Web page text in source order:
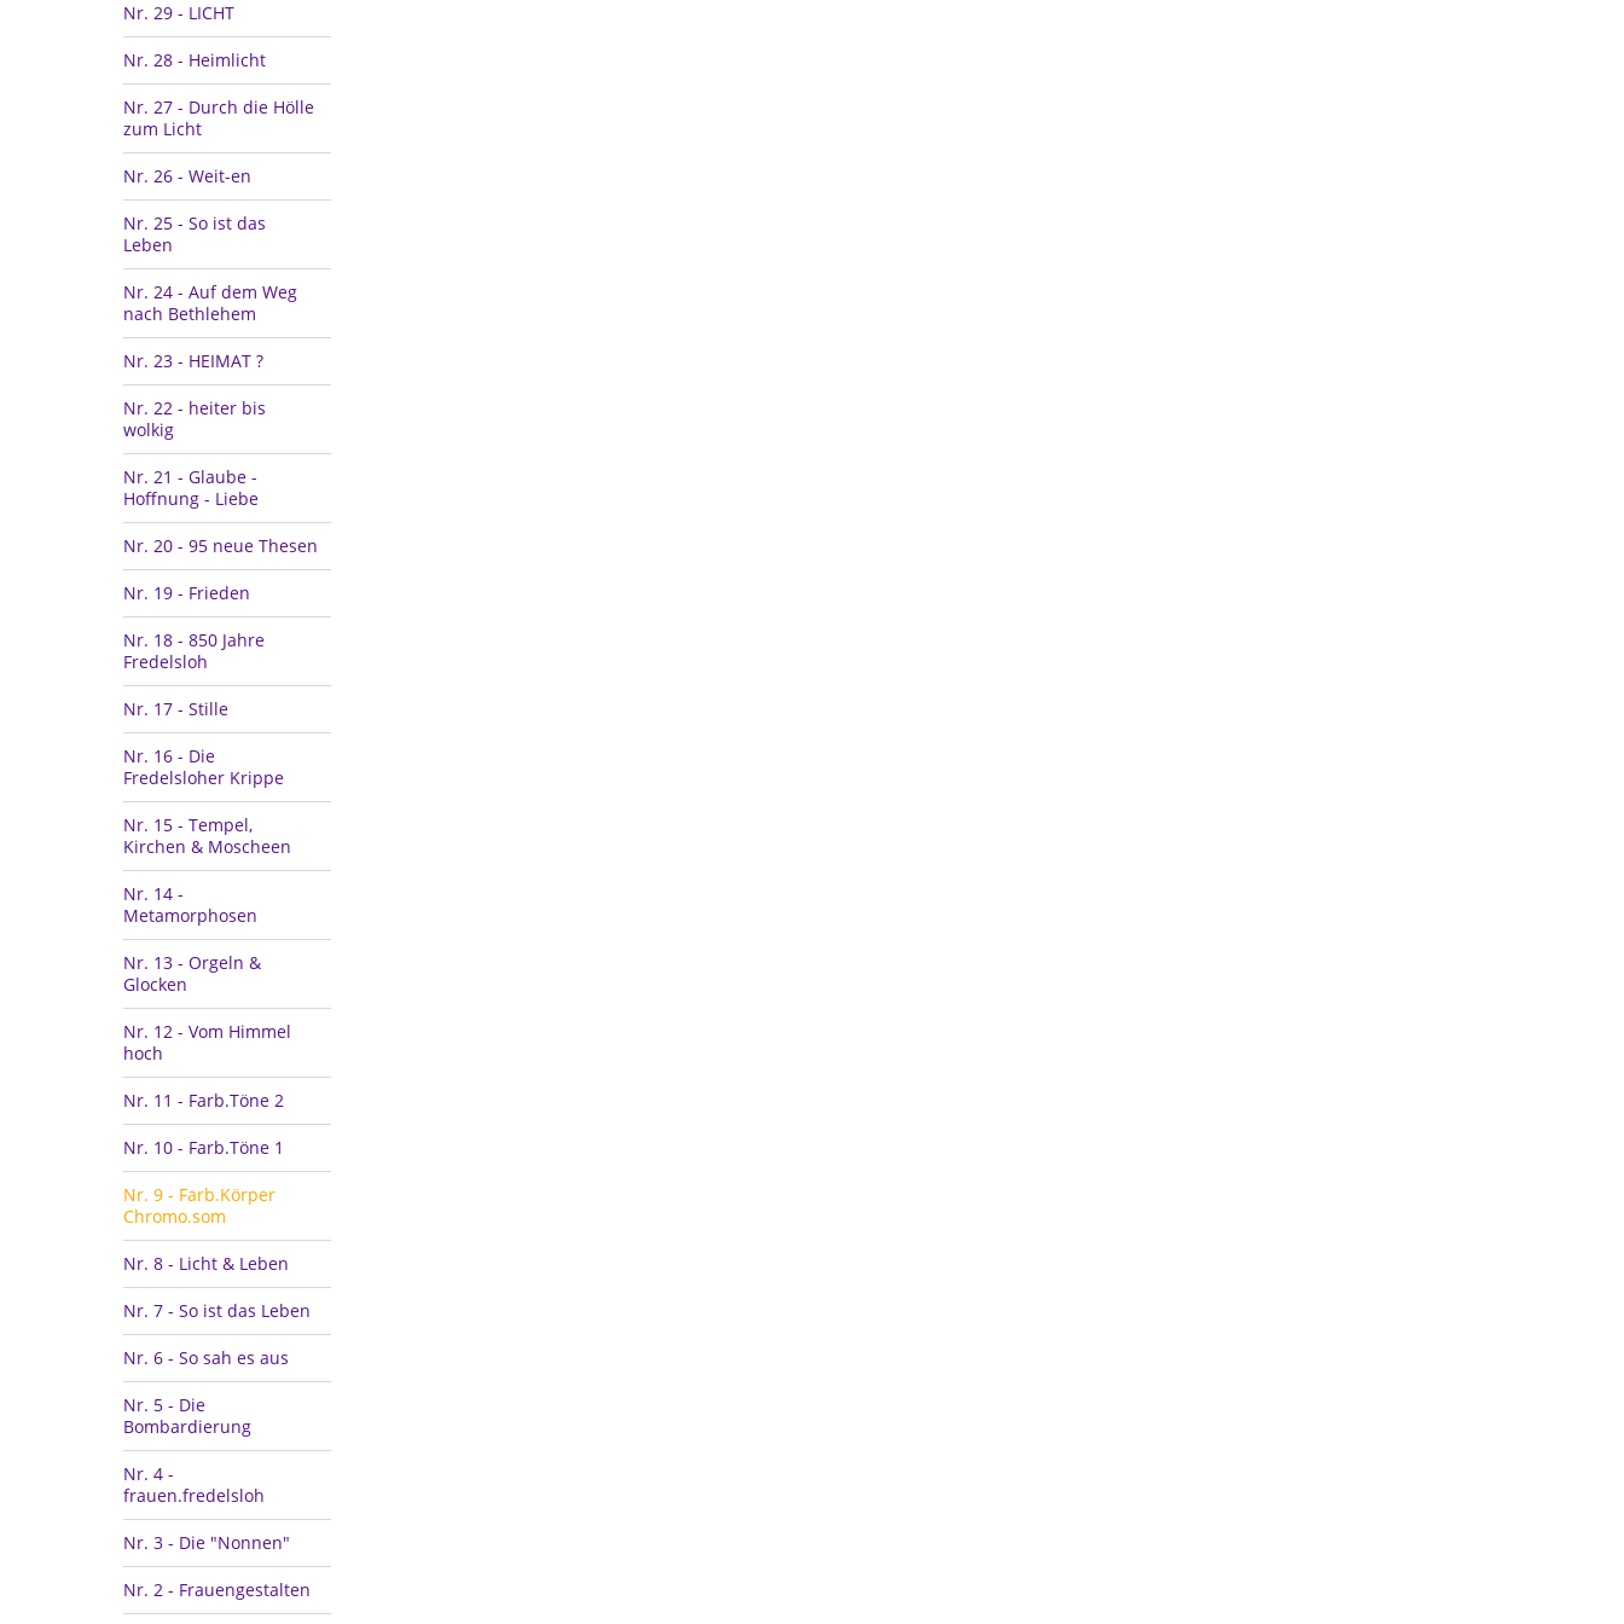
Nr. 29 - LICHT
Nr. 28 - Heimlicht
Nr. 27 - Durch die Hölle
zum Licht
Nr. 26 - Weit-en
Nr. 25 - So ist das
Leben
Nr. 24 - Auf dem Weg
nach Bethlehem
Nr. 23 - HEIMAT ?
Nr. 22 - heiter bis
wolkig
Nr. 21 - Glaube -
Hoffnung - Liebe
Nr. 20 - 95 neue Thesen
Nr. 19 - Frieden
Nr. 18 - 850 Jahre
Fredelsloh
Nr. 17 - Stille
Nr. 16 - Die
Fredelsloher Krippe
Nr. 15 - Tempel,
Kirchen & Moscheen
Nr. 14 -
Metamorphosen
Nr. 13 - Orgeln &
Glocken
Nr. 12 - Vom Himmel
hoch
Nr. 11 - Farb.Töne 2
Nr. 10 - Farb.Töne 1
Nr. 9 - Farb.Körper
Chromo.som
Nr. 8 - Licht & Leben
Nr. 7 - So ist das Leben
Nr. 6 - So sah es aus
Nr. 5 - Die
Bombardierung
Nr. 4 -
frauen.fredelsloh
Nr. 3 - Die "Nonnen"
Nr. 2 - Frauengestalten